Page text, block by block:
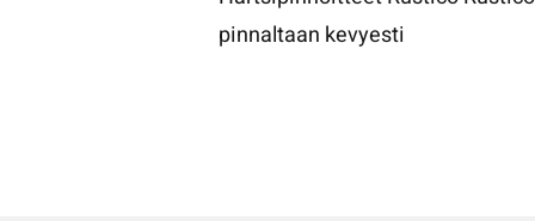
pinnaltaan kevyesti